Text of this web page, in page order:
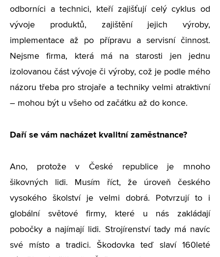
odborníci a technici, kteří zajišťují celý cyklus od
vývoje produktů, zajištění jejich výroby,
implementace až po přípravu a servisní činnost.
Nejsme firma, která má na starosti jen jednu
izolovanou část vývoje či výroby, což je podle mého
názoru třeba pro strojaře a techniky velmi atraktivní
– mohou být u všeho od začátku až do konce.
Daří se vám nacházet kvalitní zaměstnance?
Ano, protože v České republice je mnoho
šikovných lidi. Musím říct, že úroveň českého
vysokého školství je velmi dobrá. Potvrzují to i
globální světové firmy, které u nás zakládají
pobočky a najímají lidi. Strojírenství tady má navíc
své místo a tradici. Škodovka teď slaví 160leté